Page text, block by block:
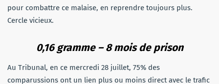
pour combattre ce malaise, en reprendre toujours plus.
Cercle vicieux.
0,16 gramme – 8 mois de prison
Au Tribunal, en ce mercredi 28 juillet, 75% des
comparussions ont un lien plus ou moins direct avec le trafic